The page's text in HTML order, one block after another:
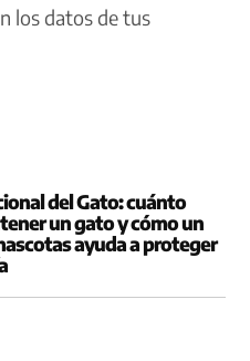
los datos de tus
del Gato: cuánto
un gato y cómo un
ayuda a proteger